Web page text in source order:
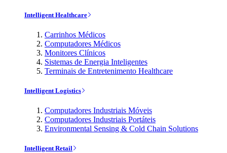
Intelligent Healthcare
Carrinhos Médicos
Computadores Médicos
Monitores Clínicos
Sistemas de Energia Inteligentes
Terminais de Entretenimento Healthcare
Intelligent Logistics
Computadores Industriais Móveis
Computadores Industriais Portáteis
Environmental Sensing & Cold Chain Solutions
Intelligent Retail